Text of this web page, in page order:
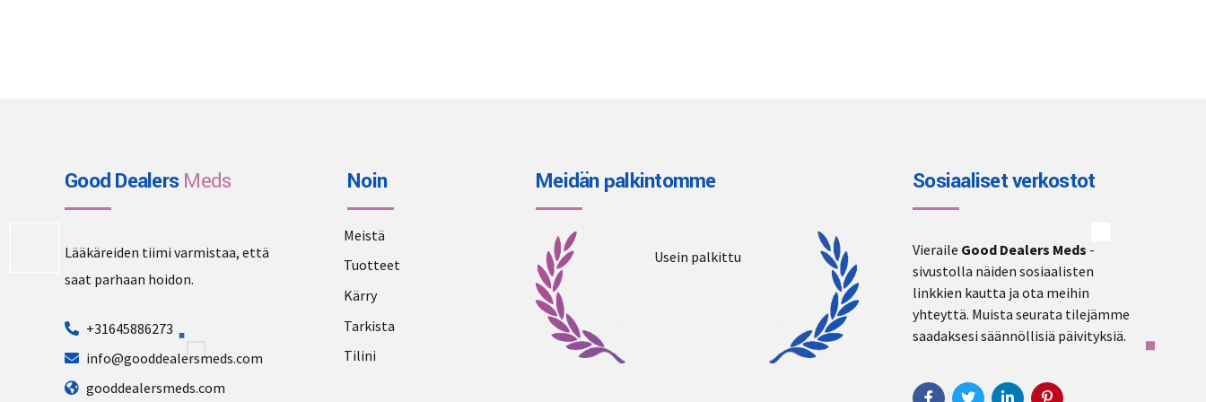
Good DealersMeds
Lääkäreiden tiimi varmistaa, että
saat parhaan hoidon.
+31645886273
info@gooddealersmeds.com
gooddealersmeds.com
Noin
Meistä
Tuotteet
Kärry
Tarkista
Tilini
Meidän palkintomme
Usein palkittu
Sosiaaliset verkostot
Vieraile Good Dealers Meds -
sivustolla näiden sosiaalisten
linkkien kautta ja ota meihin
yhteyttä. Muista seurata tilejämme
saadaksesi säännöllisiä päivityksiä.